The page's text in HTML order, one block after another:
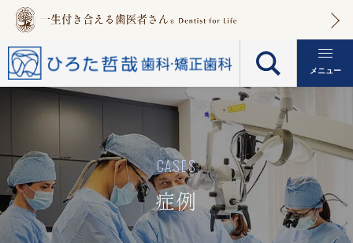
メニュー
CASES
症例